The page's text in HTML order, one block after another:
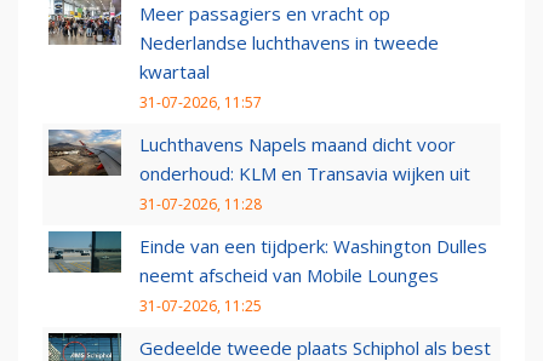
Meer passagiers en vracht op
Nederlandse luchthavens in tweede
kwartaal
31-07-2026, 11:57
Luchthavens Napels maand dicht voor
onderhoud: KLM en Transavia wijken uit
31-07-2026, 11:28
Einde van een tijdperk: Washington Dulles
neemt afscheid van Mobile Lounges
31-07-2026, 11:25
Gedeelde tweede plaats Schiphol als best